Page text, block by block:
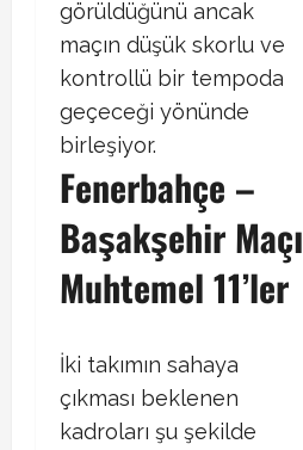
görüldüğünü ancak
maçın düşük skorlu ve
kontrollü bir tempoda
geçeceği yönünde
birleşiyor.
Fenerbahçe –
Başakşehir Maçı
Muhtemel 11’ler
İki takımın sahaya
çıkması beklenen
kadroları şu şekilde